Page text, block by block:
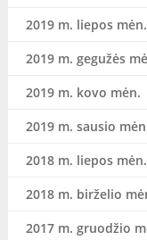
2019 m. liepos mėn.
2019 m. gegužės
2019 m. kovo mėn.
2019 m. sausio
2018 m. liepos mėn.
2018 m. birželio
2017 m. gruodžio